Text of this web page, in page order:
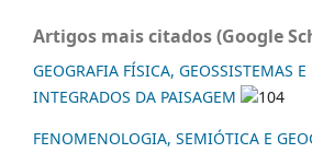
Artigos mais citados (Google
GEOGRAFIA FÍSICA, GEOSSISTEMAS E
INTEGRADOS DA PAISAGEM
104
FENOMENOLOGIA, SEMIÓTICA E